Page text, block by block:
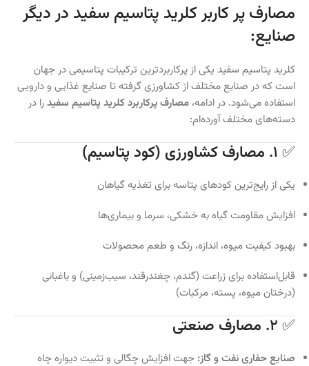
مصارف پر کاربر کلرید پتاسیم سفید در دیگر
صنایع:
کلرید پتاسیم سفید یکی از پرکاربردترین ترکیبات پتاسیمی در جهان
است که در صنایع مختلف از کشاورزی گرفته تا صنایع غذایی و دارویی
استفاده می‌شود. در ادامه، مصارف پرکاربرد کلرید پتاسیم سفیدرا در
دسته‌های مختلف آورده‌ام:
✅ ۱. مصارف کشاورزی (کود پتاسیم)
یکی از رایج‌ترین کودهای پتاسه برای تغذیه گیاهان
افزایش مقاومت گیاه به خشکی، سرما و بیماری‌ها
بهبود کیفیت میوه، اندازه، رنگ و طعم محصولات
قابل‌استفاده برای زراعت (گندم، چغندرقند، سیب‌زمینی) و باغبانی
(درختان میوه، پسته، مرکبات)
✅ ۲. مصارف صنعتی
صنایع حفاری نفت و گاز: جهت افزایش چگالی و تثبیت دیواره چاه